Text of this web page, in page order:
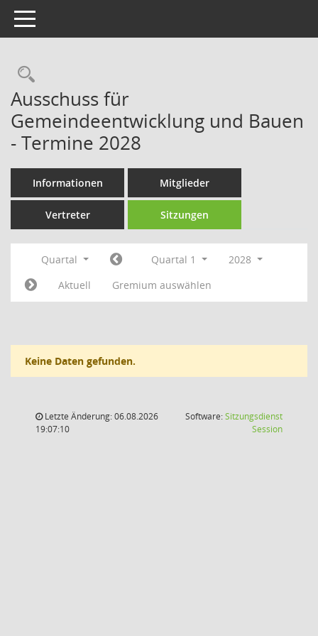
Toggle navigation
Rechercheauswahl
Ausschuss für
Gemeindeentwicklung und Bauen
- Termine 2028
Informationen Mitglieder
Vertreter Sitzungen
Quartal Quartal 1
2028
Aktuell
Gremium auswählen
Keine Daten gefunden.
Letzte Änderung: 06.08.2026
19:07:10
Software:Sitzungsdienst
Session(Wird in